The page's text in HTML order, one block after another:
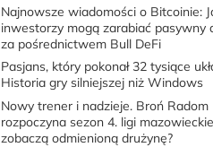
Najnowsze wiadomości o Bitcoinie:
inwestorzy mogą zarabiać pasywny
za pośrednictwem Bull DeFi
Pasjans, który pokonał 32 tysiące
Historia gry silniejszej niż Windows
Nowy trener i nadzieje. Broń Radom
rozpoczyna sezon 4. ligi
zobaczą odmienioną drużynę?